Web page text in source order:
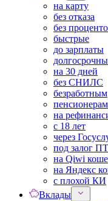
на карту
без отказа
без
быстрые
до зарплаты
на 30 дней
без СНИЛС
безработным
пенсионерам
на
с 18 лет
через
под залог
на Qiwi
на Яндекс
с плохой КИ
Вклады